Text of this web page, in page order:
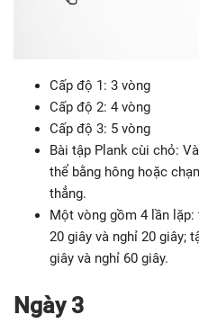
Cấp độ 1: 3 vòng
Cấp độ 2: 4 vòng
Cấp độ 3: 5 vòng
Bài tập Plank cùi chỏ:
thể bằng hông hoặc
thẳng.
Một vòng gồm 4 lần lặp:
20 giây và nghỉ 20 giây;
giây và nghỉ 60 giây.
Ngày 3